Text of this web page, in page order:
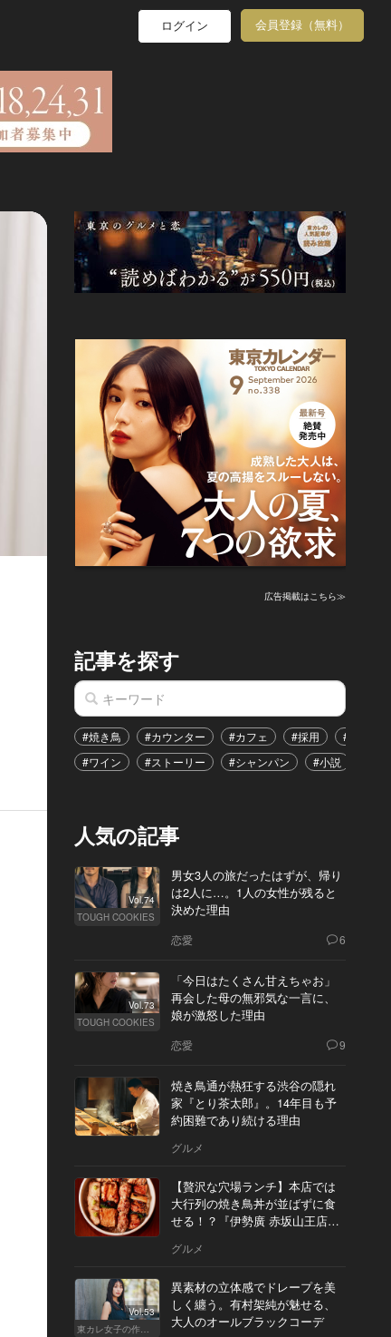
ログイン 会員登録（無料）
広告掲載はこちら≫
記事を探す
#焼き鳥 #カウンター #カフェ #採用
#恋愛
#ワイン
#ストーリー #シャンパン #小説
人気の記事
Vol.74
TOUGH COOKIES
男女3人の旅だったはずが、帰り
は2人に…。1人の女性が残ると
決めた理由
恋愛 6
Vol.73
TOUGH COOKIES
「今日はたくさん甘えちゃお」
再会した母の無邪気な一言に、
娘が激怒した理由
恋愛 9
焼き鳥通が熱狂する渋谷の隠れ
家『とり茶太郎』。14年目も予
約困難であり続ける理由
グルメ
【贅沢な穴場ランチ】本店では
大行列の焼き鳥丼が並ばずに食
せる！？『伊勢廣 赤坂山王店』
グルメ
Vol.53
東カレ女子の作り方
異素材の立体感でドレープを美
しく纏う。有村架純が魅せる、
大人のオールブラックコーデ